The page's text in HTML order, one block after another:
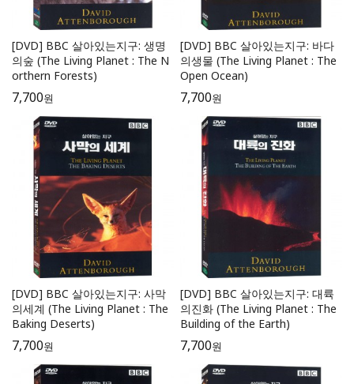
[DVD] BBC 살아있는지구: 생명
의숲 (The Living Planet : The N
orthern Forests)
7,700원
[DVD] BBC 살아있는지구: 바다
의생물 (The Living Planet : The
Open Ocean)
7,700원
[DVD] BBC 살아있는지구: 사막
의세계 (The Living Planet : The
Baking Deserts)
7,700원
[DVD] BBC 살아있는지구: 대륙
의진화 (The Living Planet : The
Building of the Earth)
7,700원